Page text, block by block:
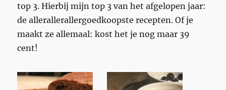
top 3. Hierbij mijn top 3 van het afgelopen jaar:
de allerallerallergoedkoopste recepten. Of je
maakt ze allemaal: kost het je nog maar 39
cent!